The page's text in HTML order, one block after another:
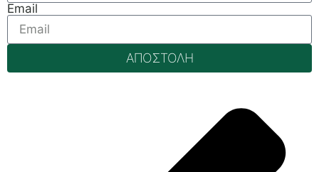
Email
ΑΠΟΣΤΟΛΗ